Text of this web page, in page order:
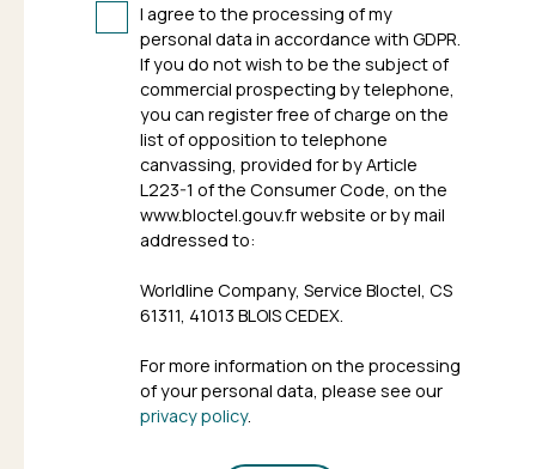
I agree to the processing of my
personal data in accordance with GDPR.
If you do not wish to be the subject of
commercial prospecting by telephone,
you can register free of charge on the
list of opposition to telephone
canvassing, provided for by Article
L223-1 of the Consumer Code, on the
www.bloctel.gouv.fr website or by mail
addressed to:
Worldline Company, Service Bloctel, CS
61311, 41013 BLOIS CEDEX.
For more information on the processing
of your personal data, please see our
privacy policy.